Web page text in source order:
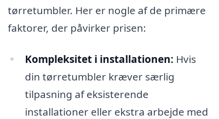
tørretumbler. Her er nogle af de primære
faktorer, der påvirker prisen:
Kompleksitet i installationen: Hvis
din tørretumbler kræver særlig
tilpasning af eksisterende
installationer eller ekstra arbejde med